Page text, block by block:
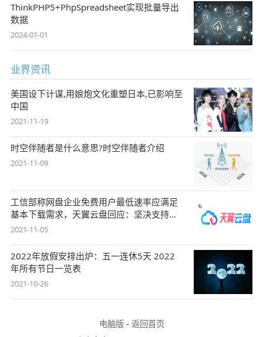
ThinkPHP5+PhpSpreadsheet实现批量导出
数据
2024-01-01
业界资讯
美国设下计谋,用娘炮文化重塑日本,已影响至
中国
2021-11-19
时空伴随者是什么意思?时空伴随者介绍
2021-11-09
工信部称网盘企业免费用户最低速率应满足
基本下载需求，天翼云盘回应：坚决支持，
始终
2021-11-05
2022年放假安排出炉：五一连休5天 2022
年所有节日一览表
2021-10-26
电脑版- 返回首页